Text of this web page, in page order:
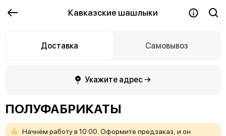
Кавказские шашлыки
Доставка Самовывоз
Укажите адрес →
ПОЛУФАБРИКАТЫ
Начнём работув 10:00. Оформите предзаказ, и он